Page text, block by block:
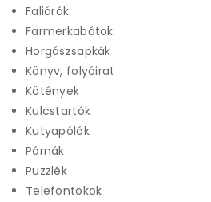
Faliórák
Farmerkabátok
Horgászsapkák
Könyv, folyóirat
Kötények
Kulcstartók
Kutyapólók
Párnák
Puzzlék
Telefontokok